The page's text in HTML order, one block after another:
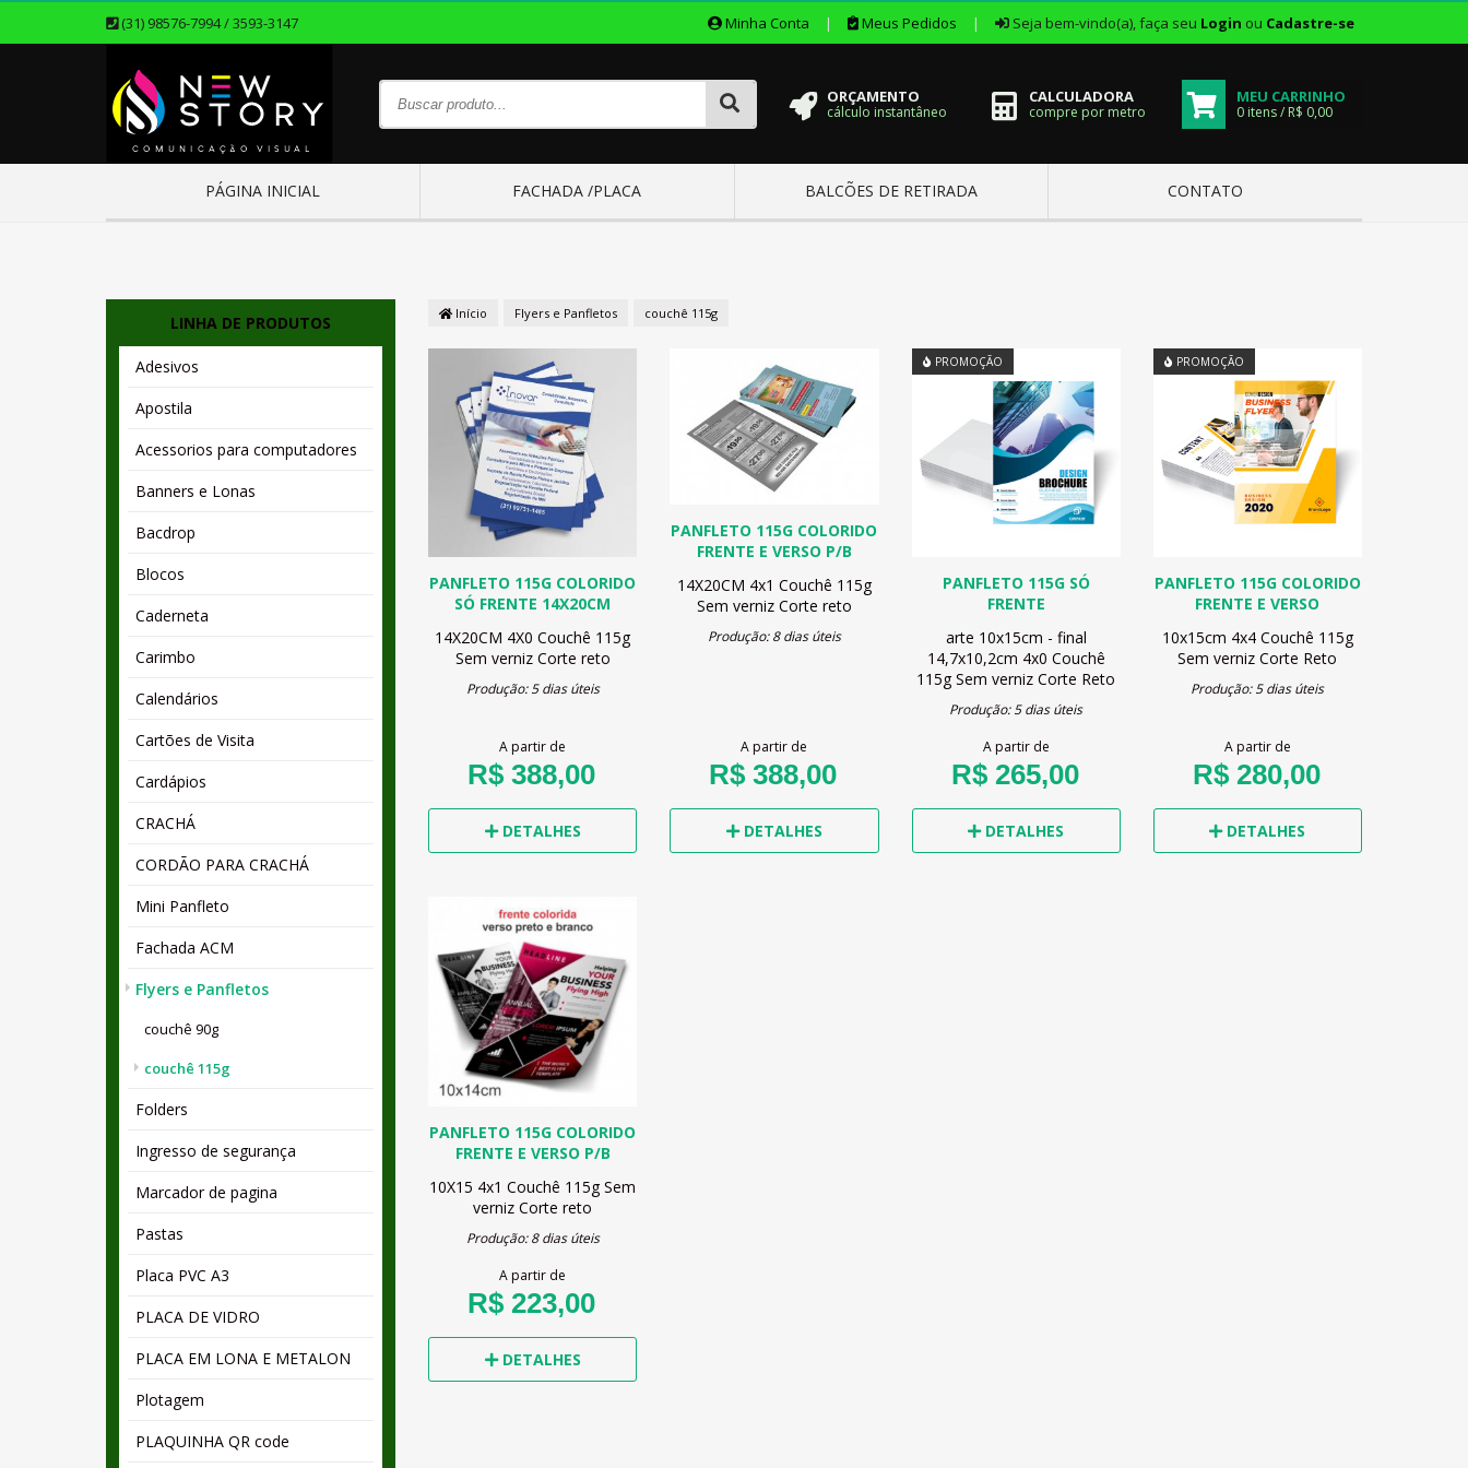
(31) 98576-7994 / 3593-3147 Minha Conta | Meus Pedidos | Seja bem-vindo(a), faça seu Login ou Cadastre-se
ORÇAMENTO
cálculo instantâneo
CALCULADORA
compre por metro
MEU CARRINHO
0 itens / R$ 0,00
PÁGINA INICIAL FACHADA /PLACA BALCÕES DE RETIRADA CONTATO
LINHA DE PRODUTOS
Adesivos
Apostila
Acessorios para computadores
Banners e Lonas
Bacdrop
Blocos
Caderneta
Carimbo
Calendários
Cartões de Visita
Cardápios
CRACHÁ
CORDÃO PARA CRACHÁ
Mini Panfleto
Fachada ACM
Flyers e Panfletos
couchê 90g
couchê 115g
Folders
Ingresso de segurança
Marcador de pagina
Pastas
Placa PVC A3
PLACA DE VIDRO
PLACA EM LONA E METALON
Plotagem
PLAQUINHA QR code
Início Flyers e Panfletos couchê 115g
PANFLETO 115G COLORIDO
SÓ FRENTE 14X20CM
14X20CM 4X0 Couchê 115g
Sem verniz Corte reto
Produção: 5 dias úteis
A partir de
R$ 388,00
DETALHES
PANFLETO 115G COLORIDO
FRENTE E VERSO P/B
14X20CM 4x1 Couchê 115g
Sem verniz Corte reto
Produção: 8 dias úteis
A partir de
R$ 388,00
DETALHES
PROMOÇÃO
PANFLETO 115G SÓ
FRENTE
arte 10x15cm - final
14,7x10,2cm 4x0 Couchê
115g Sem verniz Corte Reto
Produção: 5 dias úteis
A partir de
R$ 265,00
DETALHES
PROMOÇÃO
PANFLETO 115G COLORIDO
FRENTE E VERSO
10x15cm 4x4 Couchê 115g
Sem verniz Corte Reto
Produção: 5 dias úteis
A partir de
R$ 280,00
DETALHES
PANFLETO 115G COLORIDO
FRENTE E VERSO P/B
10X15 4x1 Couchê 115g Sem
verniz Corte reto
Produção: 8 dias úteis
A partir de
R$ 223,00
DETALHES